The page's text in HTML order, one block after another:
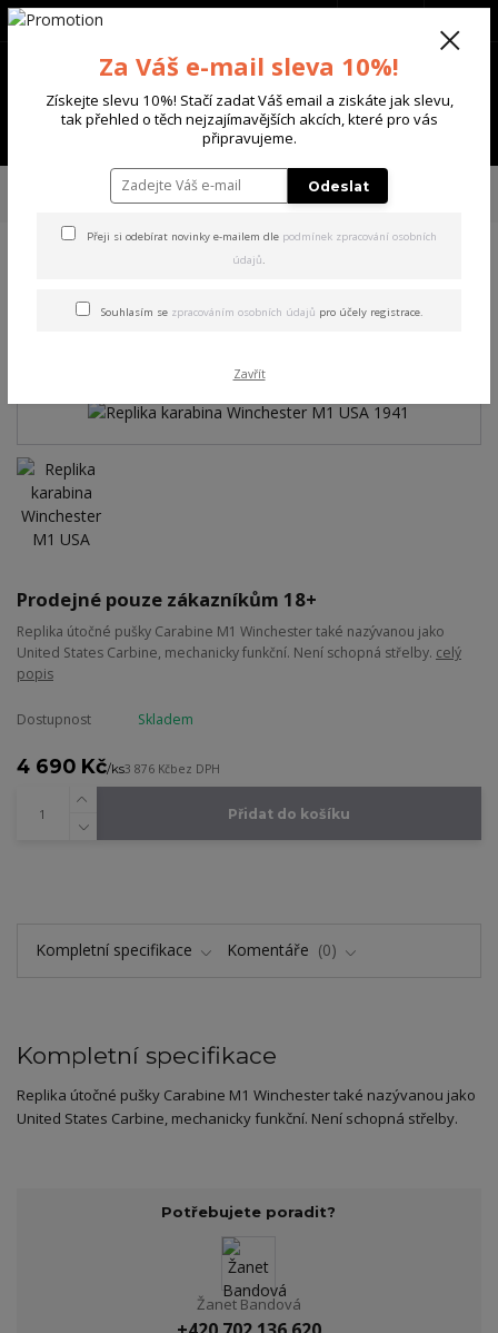
Menu
+420 702 136 620
DALŠÍ ZNAČKY DENIX
Replika karabina Winchester M1 USA
M1 USA 1941
Prodejné pouze zákazníkům 18+
Replika útočné pušky Carabine M1 Winchester také nazývanou jako
United States Carbine, mechanicky funkční. Není schopná střelby. celý
popis
Dostupnost Skladem
4 690 Kč/ks3 876 Kčbez DPH
Přidat do košíku
Kompletní specifikace Komentáře 0
Kompletní specifikace
Replika útočné pušky Carabine M1 Winchester také nazývanou jako
United States Carbine, mechanicky funkční. Není schopná střelby.
Potřebujete poradit?
Žanet Bandová
Za Váš e-mail sleva 10%!
Získejte slevu 10%! Stačí zadat Váš email a ziskáte jak slevu,
tak přehled o těch nejzajímavějších akcích, které pro vás
připravujeme.
Odeslat
Přeji si odebírat novinky e-mailem dle podmínek zpracování osobních
údajů.
Souhlasím se zpracováním osobních údajů pro účely registrace.
Zavřít